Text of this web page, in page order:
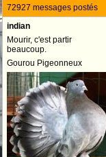
72927 messages postés
indian
Mourir, c'est partir
beaucoup.
Gourou Pigeonneux